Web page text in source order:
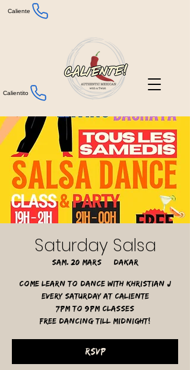
Caliente
Calientito
Saturday Salsa
sam. 20 mars Dakar
Come learn to dance with Khristian J
Every Saturday at Caliente
7pm to 9pm classes
free dancing till midnight!
RSVP